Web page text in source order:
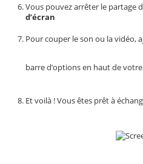
Vous pouvez arrêter le partage
d’écran
Pour couper le son ou la vidéo,
barre d’options en haut de
Et voilà ! Vous êtes prêt à